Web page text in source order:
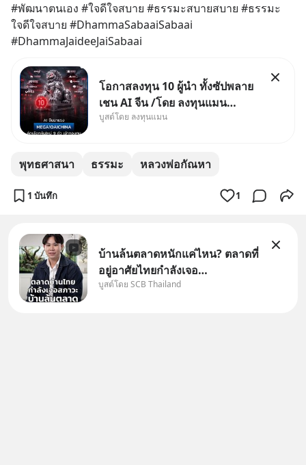
#พัฒนาตนเอง #ใจดีใจสบาย #ธรรมะสบายสบาย #ธรรมะ
ใจดีใจสบาย #DhammaSabaaiSabaai
#DhammaJaideeJaiSabaai
โอกาสลงทุน 10 ผู้นำ ทั้งซัปพลาย
เชน AI จีน /โดย ลงทุนแมน
✅ลงทุนตรง คัด 10 ผู้นำเน้น ๆ ใน
ผู้นำ AI จีน ตั้งแต่โรงงานผลิตชิป
บูสต์โดย ลงทุนแมน
พุทธศาสนา ธรรมะ หลวงพ่อกัณหา
1 บันทึก 1
บ้านล้นตลาดหนักแค่ไหน? ตลาดที่
อยู่อาศัยไทยกำลังเจอ
Oversupply หนักกว่าที่คิด และ
บูสต์โดย SCB Thailand